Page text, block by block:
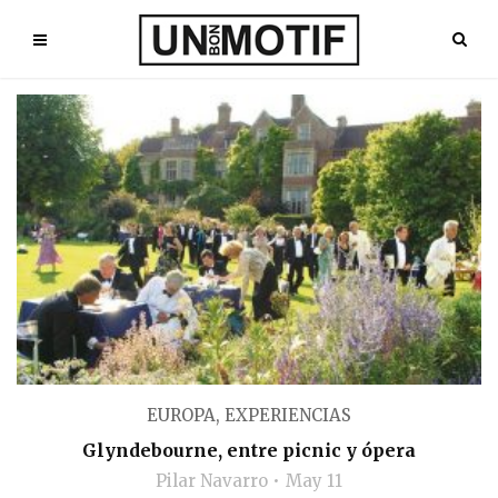
EUROPA, EXPERIENCIAS
Glyndebourne, entre picnic y ópera
Pilar Navarro May 11